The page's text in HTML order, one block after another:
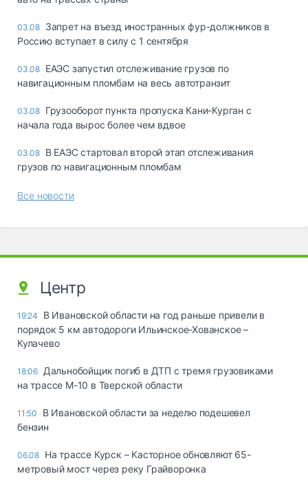
03.08 Запрет на въезд иностранных фур-должников в
Россию вступает в силу с 1 сентября
03.08 ЕАЭС запустил отслеживание грузов по
навигационным пломбам на весь автотранзит
03.08 Грузооборот пункта пропуска Кани-Курган с
начала года вырос более чем вдвое
03.08 В ЕАЭС стартовал второй этап отслеживания
грузов по навигационным пломбам
Все новости
Центр
19:24
В Ивановской области на год раньше привели в
порядок 5 км автодороги Ильинское-Хованское –
Кулачево
18:06 Дальнобойщик погиб в ДТП с тремя грузовиками
на трассе М-10 в Тверской области
11:50
В Ивановской области за неделю подешевел
бензин
06.08 На трассе Курск – Касторное обновляют 65-
метровый мост через реку Грайворонка